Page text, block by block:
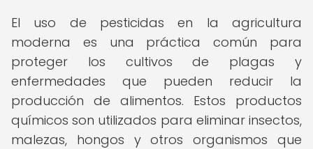
El uso de pesticidas en la agricultura
moderna es una práctica común para
proteger los cultivos de plagas y
enfermedades que pueden reducir la
producción de alimentos. Estos productos
químicos son utilizados para eliminar insectos,
malezas, hongos y otros organismos que